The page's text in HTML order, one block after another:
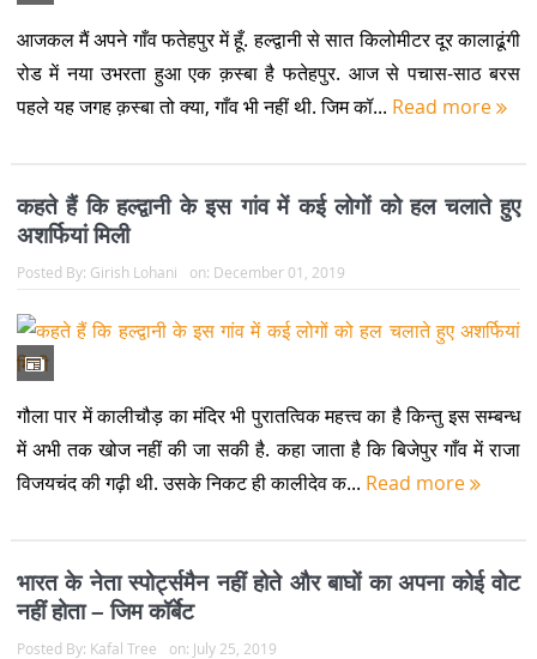
आजकल मैं अपने गाँव फतेहपुर में हूँ. हल्द्वानी से सात किलोमीटर दूर कालाढूंगी
रोड में नया उभरता हुआ एक क़स्बा है फतेहपुर. आज से पचास-साठ बरस
पहले यह जगह क़स्बा तो क्या, गाँव भी नहीं थी. जिम कॉ... Read more
कहते हैं कि हल्द्वानी के इस गांव में कई लोगों को हल चलाते हुए
अशर्फियां मिली
Posted By: Girish Lohani on: December 01, 2019
गौला पार में कालीचौड़ का मंदिर भी पुरातत्विक महत्त्व का है किन्तु इस सम्बन्ध
में अभी तक खोज नहीं की जा सकी है. कहा जाता है कि बिजेपुर गाँव में राजा
विजयचंद की गढ़ी थी. उसके निकट ही कालीदेव क... Read more
भारत के नेता स्पोर्ट्समैन नहीं होते और बाघों का अपना कोई वोट
नहीं होता – जिम कॉर्बेट
Posted By: Kafal Tree on: July 25, 2019